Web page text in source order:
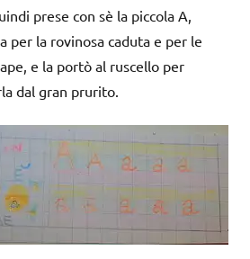
prese con sè la piccola A,
per la rovinosa caduta e per le
e la portò al ruscello per
dal gran prurito.